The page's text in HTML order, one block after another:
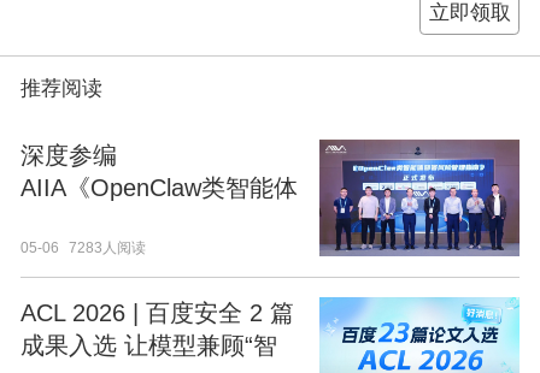
立即领取
推荐阅读
深度参编
AIIA《OpenClaw类智能体
安全引领智能体安全新范
式
05-06 7283人阅读
ACL 2026 | 百度安全 2 篇
成果入选 让模型兼顾“智